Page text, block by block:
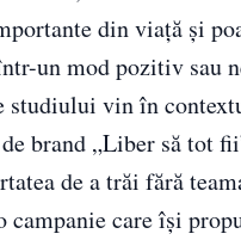
din viață și
un mod pozitiv sau
studiului vin în
brand „Liber să tot
de a trăi fără
care își